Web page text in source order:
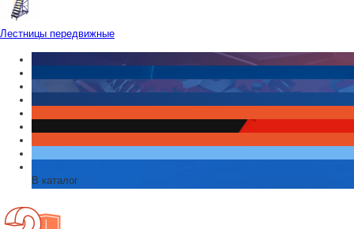
Лестницы передвижные
В каталог